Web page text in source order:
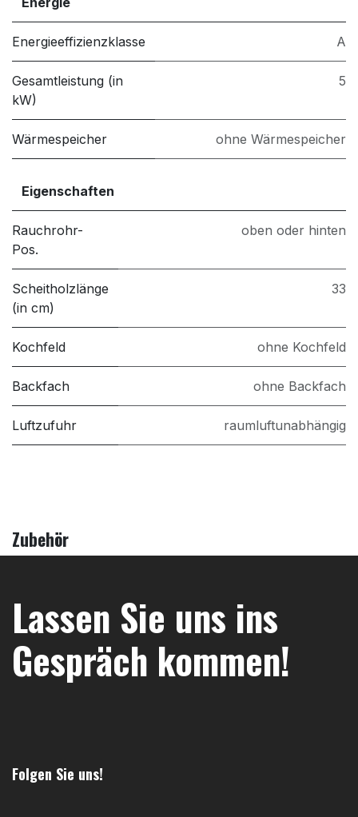
Energieeffizienzklasse A
Gesamtleistung (in
kW)
5
Wärmespeicher ohne Wärmespeicher
Eigenschaften
Rauchrohr-
Pos.
oben oder hinten
Scheitholzlänge
(in cm)
33
Kochfeld ohne Kochfeld
Backfach ohne Backfach
Luftzufuhr raumluftunabhängig
Zubehör
Lassen Sie uns ins
Gespräch kommen!
Folgen Sie uns!